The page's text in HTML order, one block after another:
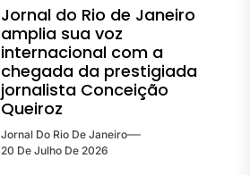
Jornal do Rio de Janeiro
amplia sua voz
internacional com a
chegada da prestigiada
jornalista Conceição
Queiroz
Jornal Do Rio De Janeiro
20 De Julho De 2026